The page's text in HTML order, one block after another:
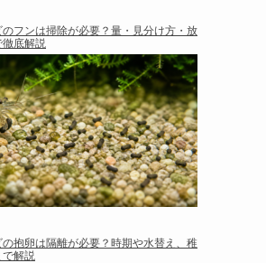
のフンは掃除が必要？量・見分け方・放
徹底解説
の抱卵は隔離が必要？時期や水替え、稚
で解説